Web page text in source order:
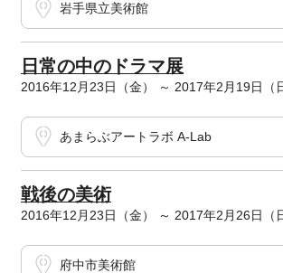
岩手県立美術館
日常の中のドラマ展
2016年12月23日（金） ～ 2017年2月19日（
あまらぶアートラボ A-Lab
戦後の美術
2016年12月23日（金） ～ 2017年2月26日（
府中市美術館